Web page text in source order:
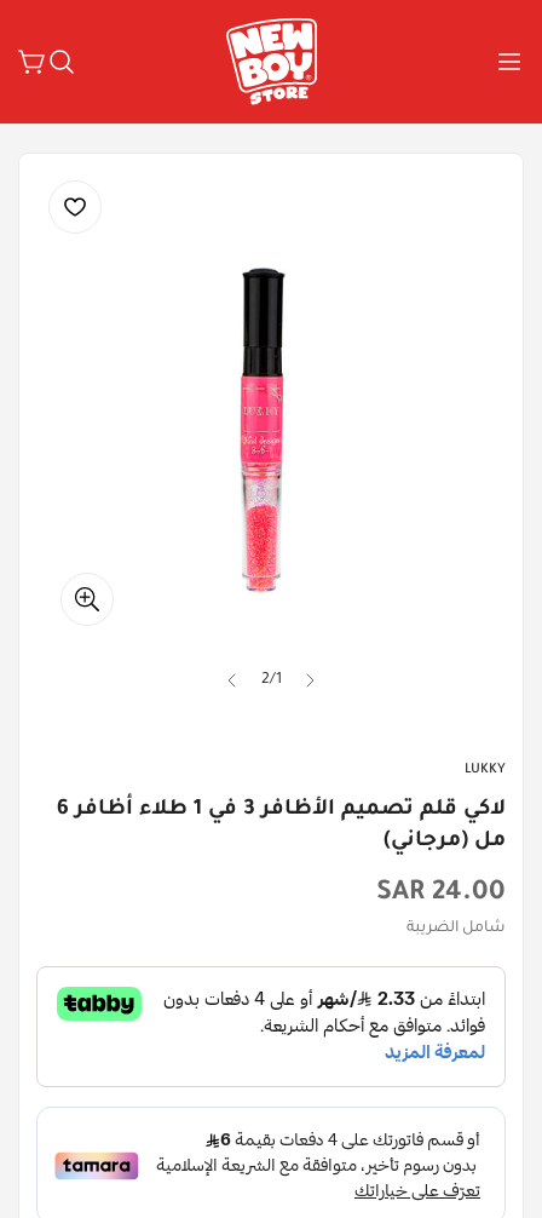
1
/
2
LUKKY
لاكي قلم تصميم الأظافر 3 في 1 طلاء أظافر 6
مل (مرجاني)
السعر
الأصلي
24.00 SAR
شامل الضريبة